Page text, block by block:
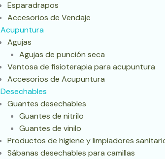
Esparadrapos
Accesorios de Vendaje
Acupuntura
Agujas
Agujas de punción seca
Ventosa de fisioterapia para acupuntura
Accesorios de Acupuntura
Desechables
Guantes desechables
Guantes de nitrilo
Guantes de vinilo
Productos de higiene y limpiadores
Sábanas desechables para camillas